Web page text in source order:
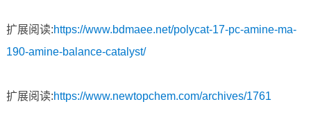
扩展阅读:https://www.bdmaee.net/polycat-17-pc-amine-ma-
190-amine-balance-catalyst/
扩展阅读:https://www.newtopchem.com/archives/1761